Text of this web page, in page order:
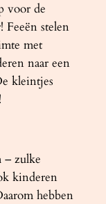
voor de
Feeën stelen
met
naar een
kleintjes
– zulke
kinderen
hebben